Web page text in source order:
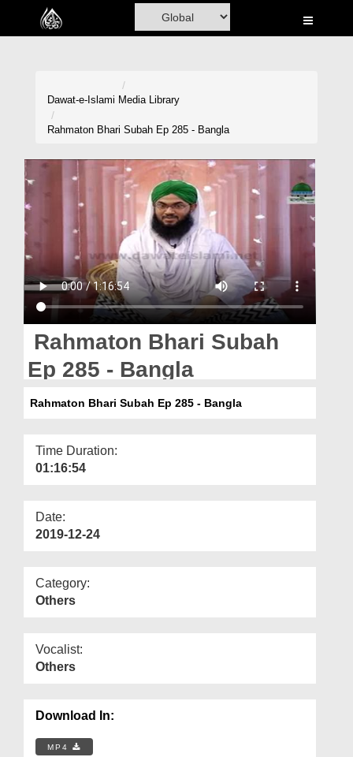
Home
Volunteer Portal
Rohani Ilaj
Donation
Blog
Magazine
Dawat-e-Islami Media Library
Rahmaton Bhari Subah Ep 285 - Bangla
Rahmaton Bhari Subah
Ep 285 - Bangla
Rahmaton Bhari Subah Ep 285 - Bangla
Time Duration:
01:16:54
Date:
2019-12-24
Category:
Others
Vocalist:
Others
Download In:
MP4